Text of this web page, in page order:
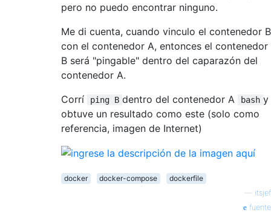
pero no puedo encontrar ninguno.
Me di cuenta, cuando vinculo el contenedor B
con el contenedor A, entonces el contenedor
B será "pingable" dentro del caparazón del
contenedor A.
Corrí
ping B dentro del contenedor A bash y
obtuve un resultado como este (solo como
referencia, imagen de Internet)
docker docker-compose
dockerfile
itsjef
fuente